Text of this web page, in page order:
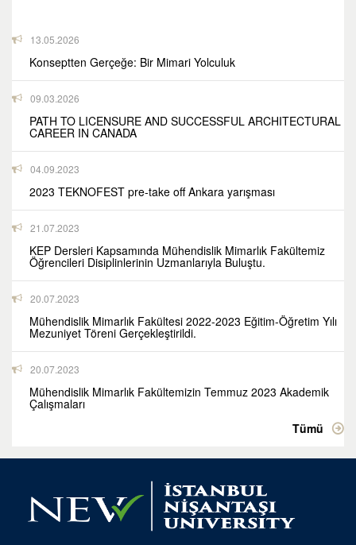
13.05.2026
Konseptten Gerçeğe: Bir Mimari Yolculuk
09.03.2026
PATH TO LICENSURE AND SUCCESSFUL ARCHITECTURAL
CAREER IN CANADA
04.09.2023
2023 TEKNOFEST pre-take off Ankara yarışması
21.07.2023
KEP Dersleri Kapsamında Mühendislik Mimarlık Fakültemiz
Öğrencileri Disiplinlerinin Uzmanlarıyla Buluştu.
20.07.2023
Mühendislik Mimarlık Fakültesi 2022-2023 Eğitim-Öğretim Yılı
Mezuniyet Töreni Gerçekleştirildi.
20.07.2023
Mühendislik Mimarlık Fakültemizin Temmuz 2023 Akademik
Çalışmaları
Tümü